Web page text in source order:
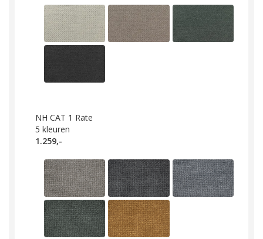
NH CAT 1 Rate
5 kleuren
1.259,-